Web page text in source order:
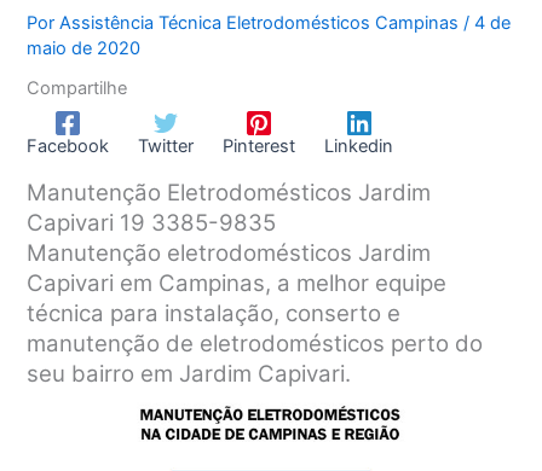
PorAssistência Técnica Eletrodomésticos Campinas/4 de
maio de 2020
Compartilhe
Facebook Twitter Pinterest Linkedin
Manutenção Eletrodomésticos Jardim
Capivari 19 3385-9835
Manutenção eletrodomésticos Jardim
Capivari em Campinas, a melhor equipe
técnica para instalação, conserto e
manutenção de eletrodomésticos perto do
seu bairro em Jardim Capivari.